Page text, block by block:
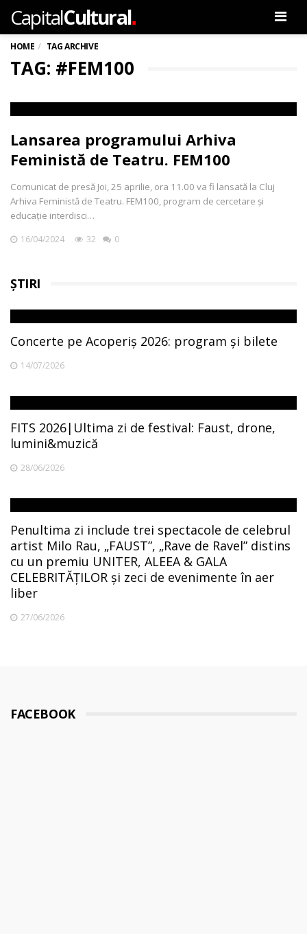
CapitalCultural.
HOME TAG ARCHIVE
TAG: #FEM100
Lansarea programului Arhiva
Feministă de Teatru. FEM100
Comunicat de presă Joi, 25 aprilie, ora 11.00 va fi lansată la Cluj
Arhiva Feministă de Teatru. FEM100, program de cercetare și
educație interdisci…
16/04/2024 32 0
ȘTIRI
Concerte pe Acoperiș 2026: program și bilete
14/07/2026
FITS 2026|Ultima zi de festival: Faust, drone,
lumini&muzică
28/06/2026
Penultima zi include trei spectacole de celebrul
artist Milo Rau, „FAUST”, „Rave de Ravel” distins
cu un premiu UNITER, ALEEA & GALA
CELEBRITĂȚILOR și zeci de evenimente în aer
liber
27/06/2026
FACEBOOK